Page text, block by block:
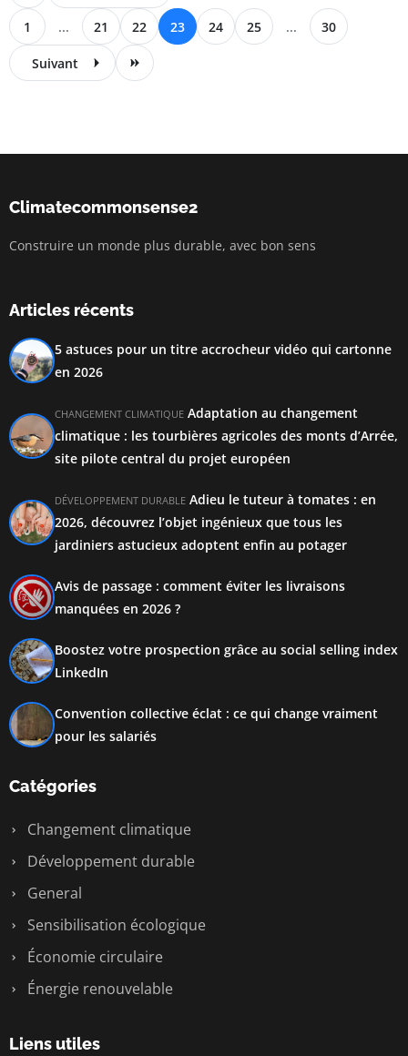
1 ... 21 22 23 24 25 ... 30
Suivant
Climatecommonsense2
Construire un monde plus durable, avec bon sens
Articles récents
5 astuces pour un titre accrocheur vidéo qui cartonne
en 2026
CHANGEMENT CLIMATIQUE Adaptation au changement
climatique : les tourbières agricoles des monts d’Arrée,
site pilote central du projet européen
DÉVELOPPEMENT DURABLE Adieu le tuteur à tomates : en
2026, découvrez l’objet ingénieux que tous les
jardiniers astucieux adoptent enfin au potager
Avis de passage : comment éviter les livraisons
manquées en 2026 ?
Boostez votre prospection grâce au social selling index
LinkedIn
Convention collective éclat : ce qui change vraiment
pour les salariés
Catégories
Changement climatique
Développement durable
General
Sensibilisation écologique
Économie circulaire
Énergie renouvelable
Liens utiles